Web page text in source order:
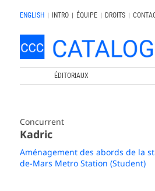
ENGLISH | INTRO | ÉQUIPE | DROITS |
ÉDITORIAUX
Concurrent
Kadric
Aménagement des abords de la
de-Mars Metro Station (Student)